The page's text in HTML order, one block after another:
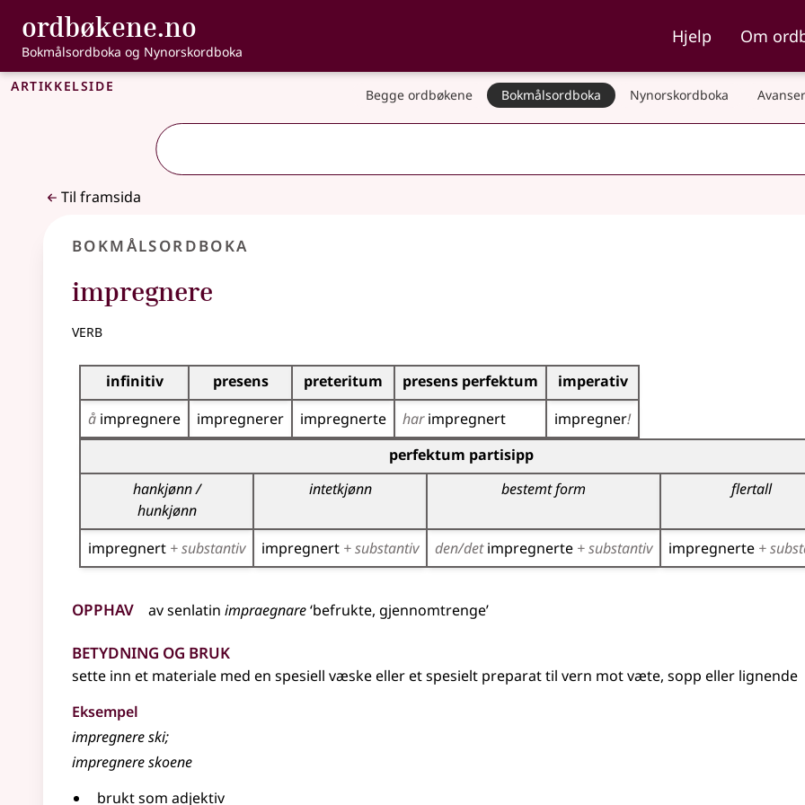
Gå til hovudinnhald
Tilgjenge
ordbøkene.no , Bokmålsordboka og Nynorskordboka
Bokmålsordboka og Nynorskordboka
Hjelp Om
Artikkelside Begge ordbøkene Bokmålsordboka Nynorskordboka
Til framsida
Bokmålsordboka
impregnere
verb
Bøyingstabell for dette verbet
infinitiv presens preteritum presens perfektum
imperativ
å impregnere impregnerer impregnerte harimpregnert impregner!
Bøyingstabell for dette verbet (partisippformer)perfektum partisipp
hankjønn /
hunkjønn
intetkjønn bestemt form flertall
impregnert + substantiv impregnert + substantiv den/detimpregnerte + substantiv impregnerte +
Opphav avsenlatin impraegnare‘befrukte, gjennomtrenge’
Betydning og bruk
sette inn et materiale med en spesiell væske eller et spesielt preparat til vern mot væte, sopp eller lignende
Eksempel
impregnereski;
impregnere skoene
brukt som adjektiv